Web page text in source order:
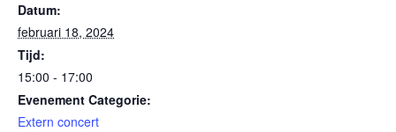
Datum:
februari 18, 2024
Tijd:
15:00 - 17:00
Evenement Categorie:
Extern concert